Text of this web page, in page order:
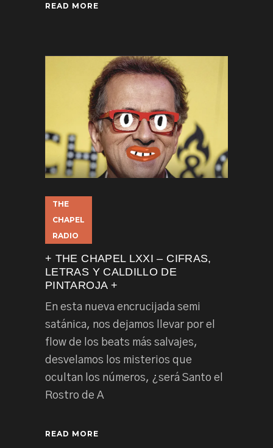
READ MORE
THE
CHAPEL
RADIO
+ THE CHAPEL LXXI – CIFRAS,
LETRAS Y CALDILLO DE
PINTAROJA +
En esta nueva encrucijada semi
satánica, nos dejamos llevar por el
flow de los beats más salvajes,
desvelamos los misterios que
ocultan los números, ¿será Santo el
Rostro de A
READ MORE